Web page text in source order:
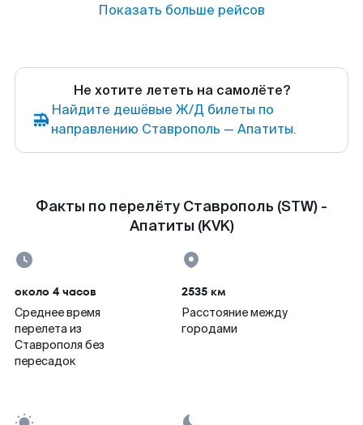
Показать больше рейсов
Не хотите лететь на самолёте?
Найдите дешёвые Ж/Д билеты по
направлению Ставрополь — Апатиты.
Факты по перелёту Ставрополь (STW) -
Апатиты (KVK)
около 4 часов
Среднее время
перелета из
Ставрополя без
пересадок
2535 км
Расстояние между
городами